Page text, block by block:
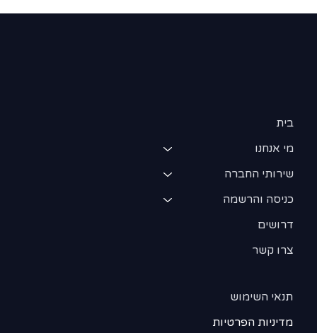
בית
מי אנחנו
שירותי החברה
כניסה והרשמה
דרושים
צרו קשר
תנאי השימוש
מדיניות הפרטיות